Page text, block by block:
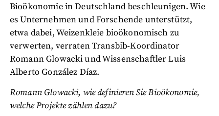
Bioökonomie in Deutschland beschleunigen. Wie
es Unternehmen und Forschende unterstützt,
etwa dabei, Weizenkleie bioökonomisch zu
verwerten, verraten Transbib-Koordinator
Romann Glowacki und Wissenschaftler Luis
Alberto González Díaz.
Romann Glowacki, wie definieren Sie Bioökonomie,
welche Projekte zählen dazu?